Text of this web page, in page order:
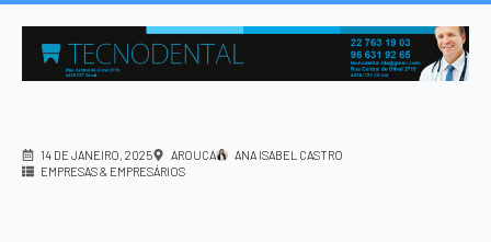
for:
14 DE JANEIRO, 2025 AROUCA
ANA ISABEL CASTRO
EMPRESAS & EMPRESÁRIOS